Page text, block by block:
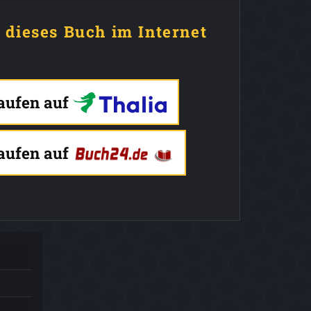
dieses Buch im Internet
auf
auf